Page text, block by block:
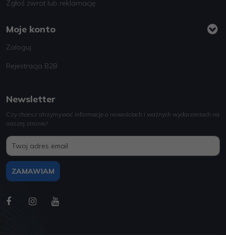
Zgłoś zwrot lub reklamację
Moje konto
Zaloguj
Rejestracja B2B
Newsletter
Czy chcesz otrzymywać informacje o nowościach i ważnych wydarzeniach na
naszej stronie?